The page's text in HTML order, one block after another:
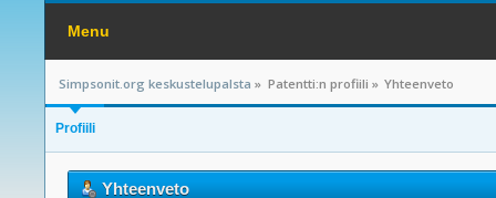
Menu
Simpsonit.org keskustelupalsta » Patentti:n profiili » Yhteenveto
Profiili
Yhteenveto